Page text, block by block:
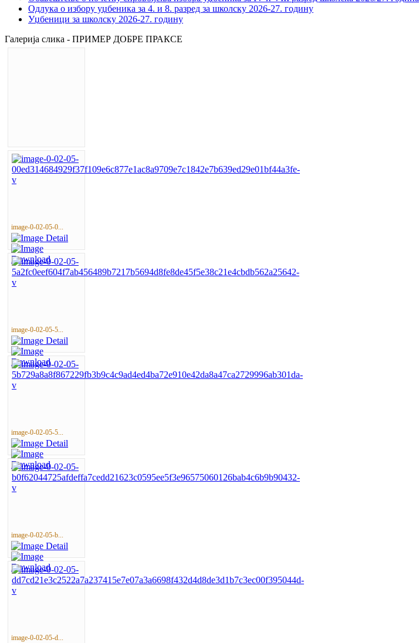
Одлука о избору уџбеника за 4. и 8. разред за школску 2026-27. годину
Уџбеници за школску 2026-27. годину
Галерија слика - ПРИМЕР ДОБРЕ ПРАКСЕ
image-0-02-05-0...
image-0-02-05-5...
image-0-02-05-5...
image-0-02-05-b...
image-0-02-05-d...